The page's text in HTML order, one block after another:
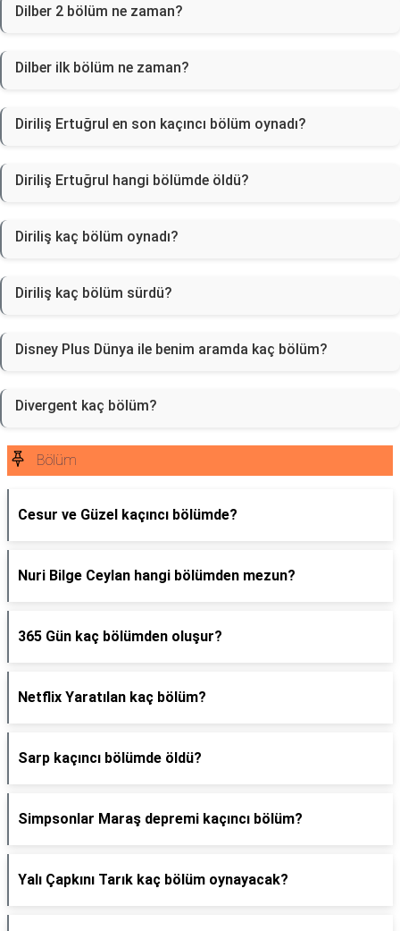
Dilber 2 bölüm ne zaman?
Dilber ilk bölüm ne zaman?
Diriliş Ertuğrul en son kaçıncı bölüm oynadı?
Diriliş Ertuğrul hangi bölümde öldü?
Diriliş kaç bölüm oynadı?
Diriliş kaç bölüm sürdü?
Disney Plus Dünya ile benim aramda kaç bölüm?
Divergent kaç bölüm?
Bölüm
Cesur ve Güzel kaçıncı bölümde?
Nuri Bilge Ceylan hangi bölümden mezun?
365 Gün kaç bölümden oluşur?
Netflix Yaratılan kaç bölüm?
Sarp kaçıncı bölümde öldü?
Simpsonlar Maraş depremi kaçıncı bölüm?
Yalı Çapkını Tarık kaç bölüm oynayacak?